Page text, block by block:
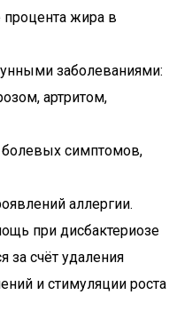
жира в
заболеваниями:
артритом,
симптомов,
аллергии.
при дисбактериозе
за счёт удаления
и стимуляции роста